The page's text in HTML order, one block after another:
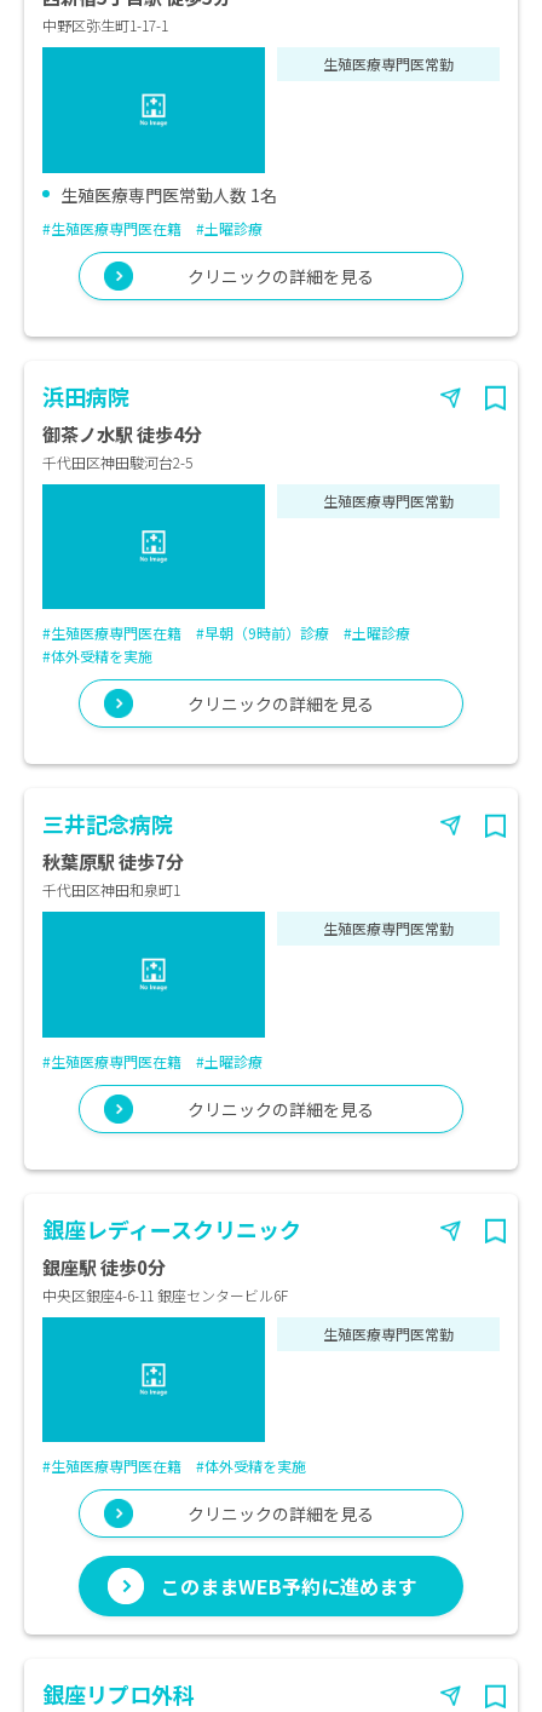
中野区弥生町1-17-1
生殖医療専門医常勤
生殖医療専門医常勤人数 1名
#生殖医療専門医在籍 #土曜診療
クリニックの詳細を見る
浜田病院
御茶ノ水駅 徒歩4分
千代田区神田駿河台2-5
生殖医療専門医常勤
#生殖医療専門医在籍 #早朝（9時前）診療
#土曜診療
#体外受精を実施
クリニックの詳細を見る
三井記念病院
秋葉原駅 徒歩7分
千代田区神田和泉町1
生殖医療専門医常勤
#生殖医療専門医在籍 #土曜診療
クリニックの詳細を見る
銀座レディースクリニック
銀座駅 徒歩0分
中央区銀座4-6-11 銀座センタービル6F
生殖医療専門医常勤
#生殖医療専門医在籍 #体外受精を実施
クリニックの詳細を見る
このままWEB予約に進めます
銀座リプロ外科